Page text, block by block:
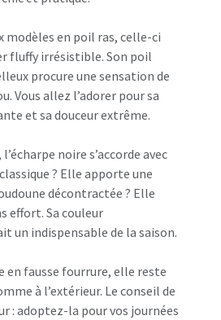
modèles en poil ras, celle-ci
fluffy irrésistible. Son poil
procure une sensation de
Vous allez l’adorer pour sa
et sa douceur extrême.
noire s’accorde avec
? Elle apporte une
décontractée ? Elle
effort. Sa couleur
un indispensable de la saison.
en fausse fourrure, elle reste
à l’extérieur. Le conseil de
: adoptez-la pour vos journées